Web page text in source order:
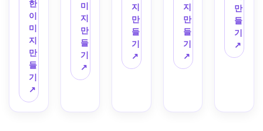
사가
당당
한 전
투 포
즈로
서 있
는 전
신 애
니메
이션
한
이
미
지
만
들
기
↗
서 영
감을
받은
캐릭
터의
클로
즈업
미
지
만
들
기
↗
니메
이션
악마
형태
캐릭
터,
지
만
들
기
↗
참조
시트,
정면
및 측
뷰,
지
만
들
기
↗
술을
펼치
는 역
동적
인 애
만
들
기
↗